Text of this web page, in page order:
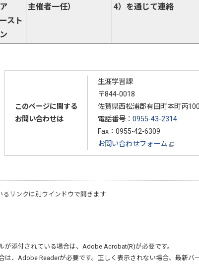
スト
主催者一任） 4）を通じて連絡
このページに関する
お問い合わせは
生涯学習課
〒844-0018
佐賀県西松浦郡有田町本町丙
電話番号： 0955-43-2314
Fax：0955-42-6309
お問い合わせフォーム
るリンクは別ウインドウで開きます
が添付されている場合は、 Adobe Acrobat(R)が必要です。
は、 Adobe Readerが必要です。正しく表示されない場合、最新バ